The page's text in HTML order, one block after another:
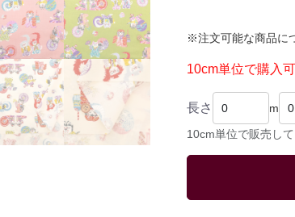
※注文可能な商品に
10cm単位で購入
長さ m
10cm単位で販売し